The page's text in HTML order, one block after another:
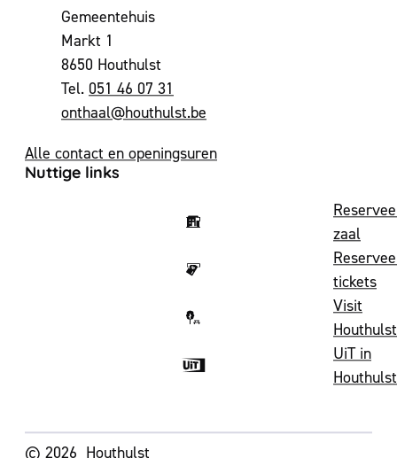
AdresGemeentehuis
Markt 1
,8650 Houthulst
051 46 07 31
E-mailonthaal@houthulst.be
Alle contact en openingsuren
Nuttige links
zaal
tickets
Visit
Houthulst
UiT in
Houthulst
© 2026 Houthulst